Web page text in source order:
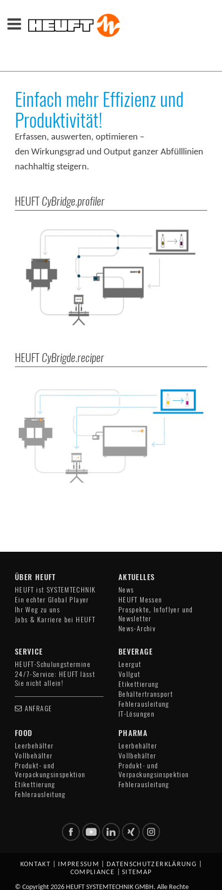
Einfach mehr Effizienz und
Produktivität!
Erfassen, auswerten, optimieren –
den Wirkungsgrad und Output ganzer Abfülllinien
nachhaltig steigern.
HEUFTCyBridge.profiler
HEUFTCyBrigde.reciper
ÜBER HEUFT
HEUFT ist SYSTEMTECHNIK
Ein echter Global Player
Ihr Weg zu uns
Jobs & Karriere bei HEUFT
AKTUELLES
News
HEUFT Messen
Prospekte, Infoflyer und
Newsletter
News-Archiv
SERVICE
HEUFT-Schulungstermine
24/7-Service: HEUFT lässt
Sie nicht allein!
ANFRAGE
BEVERAGE
Leergut
Vollgut
Etikettierung
Behältertransport
Fehlerausleitung
IT-Lösungen
FOOD
Leerbehälter
Vollbehälter
Produkt- und
Verpackungsinspektion
Etikettierung
Fehlerausleitung
PHARMA
Leerbehälter
Vollbehälter
Produkt- und
Verpackungsinspektion
Fehlerausleitung
KONTAKT IMPRESSUM DATENSCHUTZERKLÄRUNG
COMPLIANCE
SITEMAP
© Copyright 2026 HEUFT SYSTEMTECHNIK GMBH. Alle Rechte